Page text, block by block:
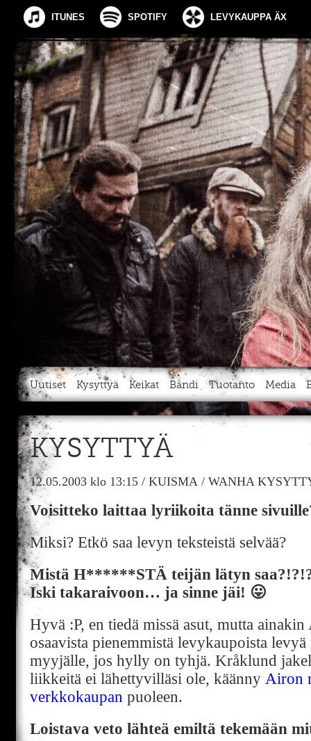
ITUNES SPOTIFY LEVYKAUPPA ÄX
Uutiset Kysyttyä Keikat Bändi Tuotanto Media
KYSYTTYÄ
12.05.2003 klo 13:15 / KUISMA / WANHA
Voisitteko laittaa lyriikoita tänne
Miksi? Etkö saa levyn teksteistä selvää?
Mistä H******STÄ teijän lätyn
Iski takaraivoon… ja sinne jäi! 😛
Hyvä :P, en tiedä missä asut, mutta
osaavista pienemmistä levykaupoista
myyjälle, jos hylly on tyhjä. Kråklund
liikkeitä ei lähettyvilläsi ole, käänny Airon
verkkokaupan puoleen.
Loistava veto lähteä emiltä tekemään